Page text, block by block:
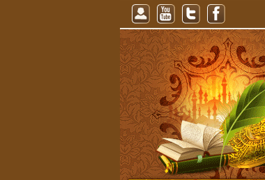
للشيخ عبيد الطوياوي=> عبيد بن عساف الطوياوي ۞